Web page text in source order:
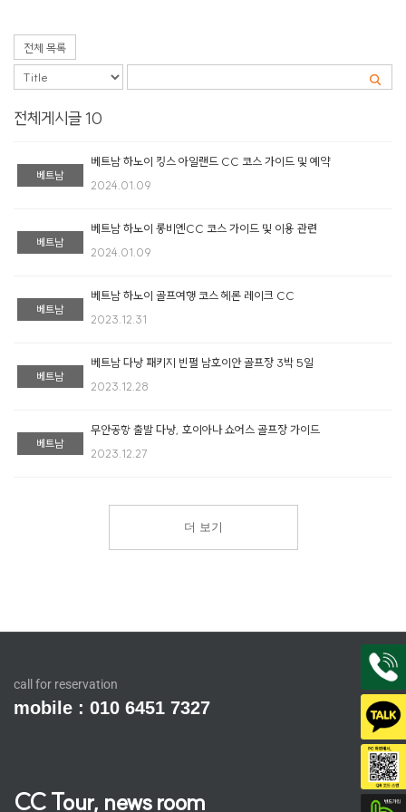
전체 목록
전체게시글 10
베트남
베트남 하노이 킹스 아일랜드 CC 코스 가이드 및 예약
2024.01.09
베트남
베트남 하노이 롱비엔CC 코스 가이드 및 이용 관련
2024.01.09
베트남
베트남 하노이 골프여행 코스 헤론 레이크 CC
2023.12.31
베트남
베트남 다낭 패키지 빈펄 남호이안 골프장 3박 5일
2023.12.28
베트남
무안공항 출발 다낭, 호이아나 쇼어스 골프장 가이드
2023.12.27
더 보기
call for reservation
mobile : 010 6451 7327
CC Tour, news room